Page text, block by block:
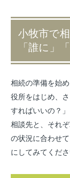
小牧市で
「誰に」
相続の準備を始
役所をはじめ、
すればいいの？
相談先と、それ
の状況に合わせ
にしてみてくださ